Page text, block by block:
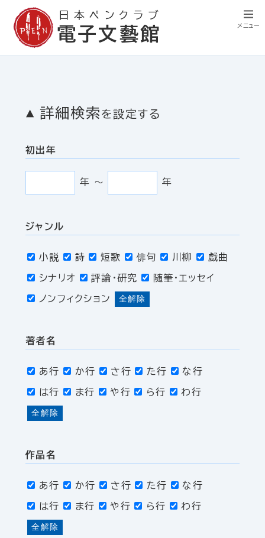
日本ペンクラブ
電子文藝館
詳細検索 を設定する
初出年
年 〜 年
ジャンル
小説 詩 短歌 俳句 川柳 戯曲
シナリオ 評論・研究 随筆・エッセイ
ノンフィクション 全解除
著者名
あ行 か行 さ行 た行 な行
は行 ま行 や行 ら行 わ行
全解除
作品名
あ行 か行 さ行 た行 な行
は行 ま行 や行 ら行 わ行
全解除
メニュー